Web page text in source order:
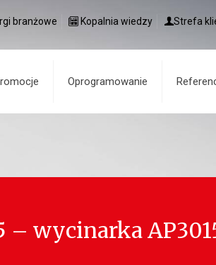
branżowe Kopalnia wiedzy Strefa
Oprogramowanie
– wycinarka